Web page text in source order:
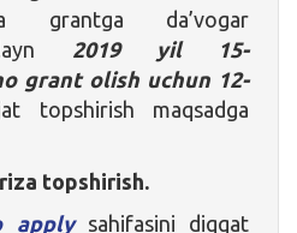
grantga da’vogar
2019 yil 15-
grant olish uchun 12-
topshirish maqsadga
topshirish.
applysahifasini diqqat